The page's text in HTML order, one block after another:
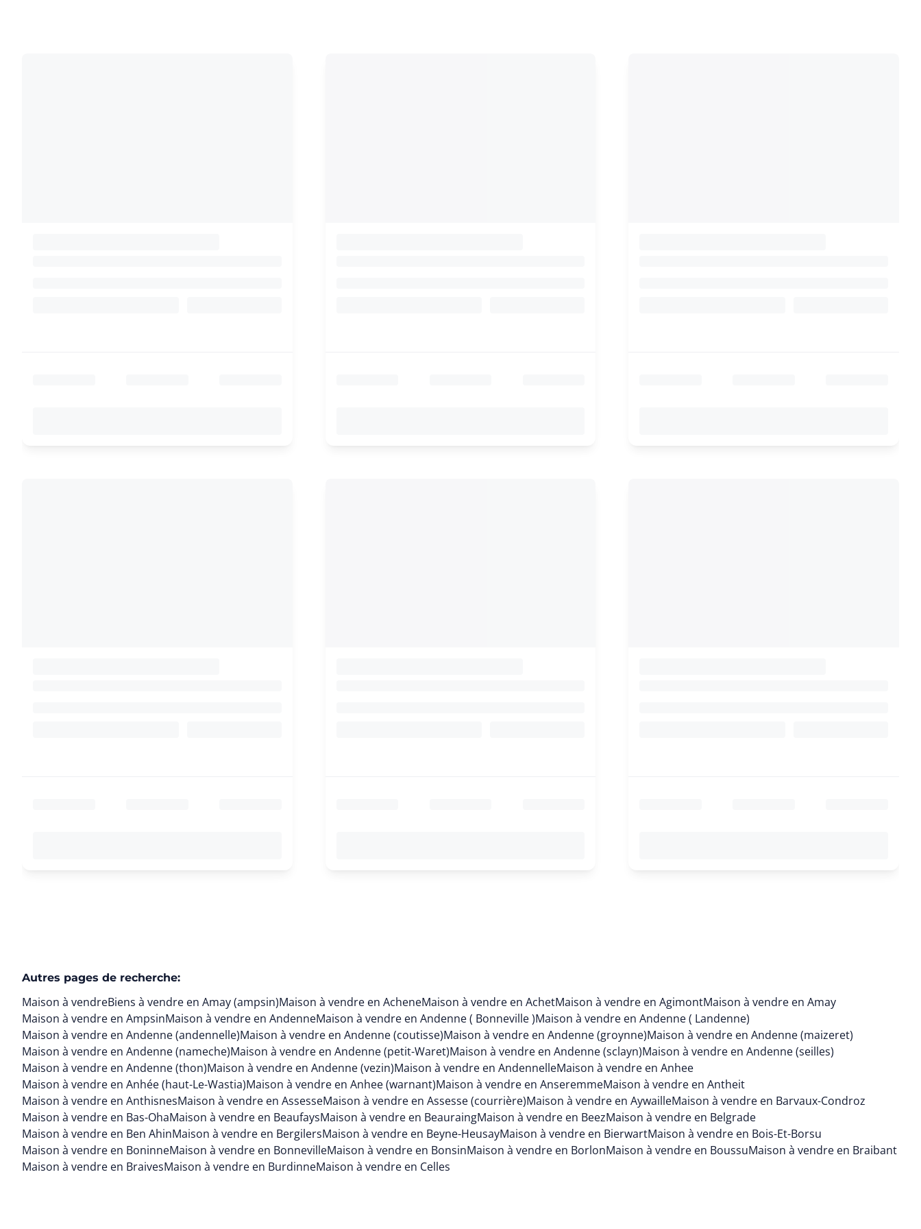
Autres pages de recherche:
Maison à vendreBiens à vendre en Amay (ampsin)Maison à vendre en AcheneMaison à vendre en AchetMaison à vendre en AgimontMaison à vendre en Amay
Maison à vendre en AmpsinMaison à vendre en AndenneMaison à vendre en Andenne ( Bonneville )Maison à vendre en Andenne ( Landenne)
Maison à vendre en Andenne (andennelle)Maison à vendre en Andenne (coutisse)Maison à vendre en Andenne (groynne)Maison à vendre en Andenne (maizeret)
Maison à vendre en Andenne (nameche)Maison à vendre en Andenne (petit-Waret)Maison à vendre en Andenne (sclayn)Maison à vendre en Andenne (seilles)
Maison à vendre en Andenne (thon)Maison à vendre en Andenne (vezin)Maison à vendre en AndennelleMaison à vendre en Anhee
Maison à vendre en Anhée (haut-Le-Wastia)Maison à vendre en Anhee (warnant)Maison à vendre en AnseremmeMaison à vendre en Antheit
Maison à vendre en AnthisnesMaison à vendre en AssesseMaison à vendre en Assesse (courrière)Maison à vendre en AywailleMaison à vendre en Barvaux-Condroz
Maison à vendre en Bas-OhaMaison à vendre en BeaufaysMaison à vendre en BeauraingMaison à vendre en BeezMaison à vendre en Belgrade
Maison à vendre en Ben AhinMaison à vendre en BergilersMaison à vendre en Beyne-HeusayMaison à vendre en BierwartMaison à vendre en Bois-Et-Borsu
Maison à vendre en BoninneMaison à vendre en BonnevilleMaison à vendre en BonsinMaison à vendre en BorlonMaison à vendre en BoussuMaison à vendre en Braibant
Maison à vendre en BraivesMaison à vendre en BurdinneMaison à vendre en Celles